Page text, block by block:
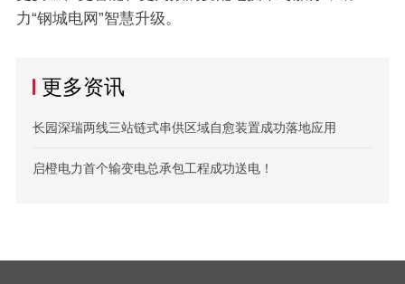
力“钢城电网”智慧升级。
更多资讯
长园深瑞两线三站链式串供区域自愈装置成功落地应用
启橙电力首个输变电总承包工程成功送电！